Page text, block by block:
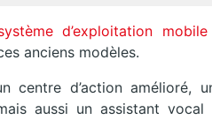
d’exploitation
anciens modèles.
centre d’action amélioré,
aussi un assistant